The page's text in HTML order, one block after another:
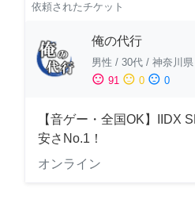
依頼されたチケット
俺の代行
男性 / 30代 / 神奈川県
sentiment_satisfied 91 sentiment_neutral 0 sentiment_dissatisfied 0
【音ゲー・全国OK】IIDX
安さNo.1！
オンライン